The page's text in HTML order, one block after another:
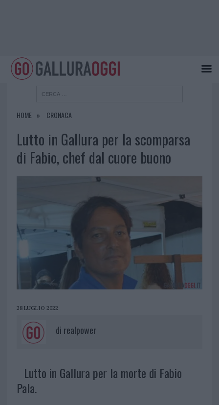
HOME CRONACA
Lutto in Gallura per la scomparsa
di Fabio, chef dal cuore buono
28 LUGLIO 2022
di realpower
Lutto in Gallura per la morte di Fabio
Pala.